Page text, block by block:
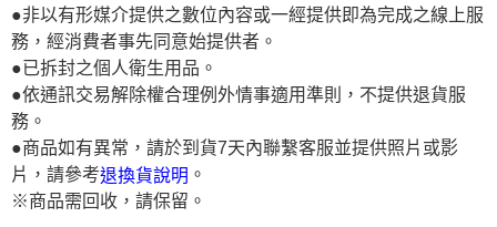
●非以有形媒介提供之數位內容或一經提供即為完成之線上服
務，經消費者事先同意始提供者。
●已拆封之個人衛生用品。
●依通訊交易解除權合理例外情事適用準則，不提供退貨服
務。
●商品如有異常，請於到貨7天內聯繫客服並提供照片或影
片，請參考退換貨說明 。
※商品需回收，請保留。